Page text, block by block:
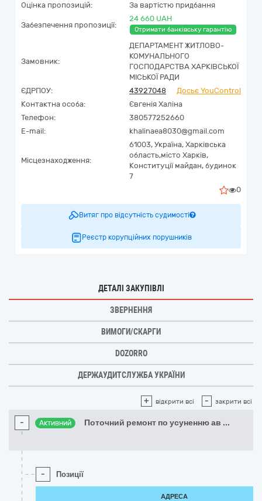
Оцінка пропозицій:
За вартістю придбання
Забезпечення пропозиції:
24 660 UAH
Отримати банківську гарантію
Замовник:
ДЕПАРТАМЕНТ ЖИТЛОВО-
КОМУНАЛЬНОГО
ГОСПОДАРСТВА ХАРКІВСЬКОЇ
МІСЬКОЇ РАДИ
ЄДРПОУ:
43927048
Досьє YouControl
Контактна особа:
Євгенія Халіна
Телефон:
380577252660
E-mail:
khalinaea8030@gmail.com
Місцезнаходження:
61003, Україна, Харківська
область,місто Харків,
Конституції майдан, будинок
7
0
Витяг про відсутність судимості
Реєстр корупційних порушників
ДЕТАЛІ ЗАКУПІВЛІ
ЗВЕРНЕННЯ
ВИМОГИ/СКАРГИ
DOZORRO
ДЕРЖАУДИТСЛУЖБА УКРАЇНИ
+ відкрити всі - закрити всі
- Активний Поточний ремонт по усуненню ав ...
- Позиції
АДРЕСА